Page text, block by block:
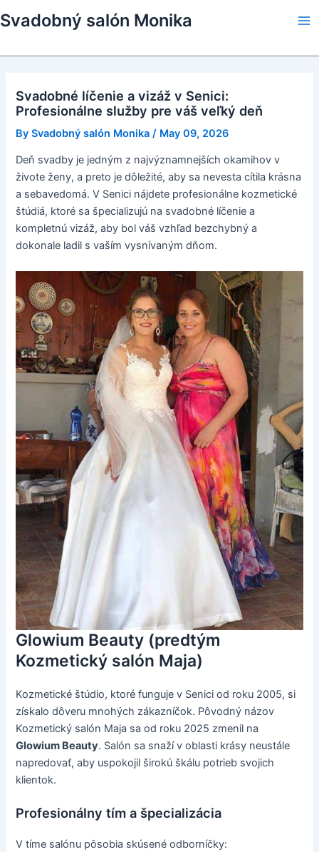
to
Svadobný salón Monika
Svadobné líčenie a vizáž v Senici:
Profesionálne služby pre váš veľký deň
BySvadobný salón Monika / May 09, 2026
Deň svadby je jedným z najvýznamnejších okamihov v
živote ženy, a preto je dôležité, aby sa nevesta cítila krásna
a sebavedomá. V Senici nájdete profesionálne kozmetické
štúdiá, ktoré sa špecializujú na svadobné líčenie a
kompletnú vizáž, aby bol váš vzhľad bezchybný a
dokonale ladil s vaším vysnívaným dňom.
Glowium Beauty (predtým
Kozmetický salón Maja)
Kozmetické štúdio, ktoré funguje v Senici od roku 2005, si
získalo dôveru mnohých zákazníčok. Pôvodný názov
Kozmetický salón Maja sa od roku 2025 zmenil na
Glowium Beauty. Salón sa snaží v oblasti krásy neustále
napredovať, aby uspokojil širokú škálu potrieb svojich
klientok.
Profesionálny tím a špecializácia
V tíme salónu pôsobia skúsené odborníčky: